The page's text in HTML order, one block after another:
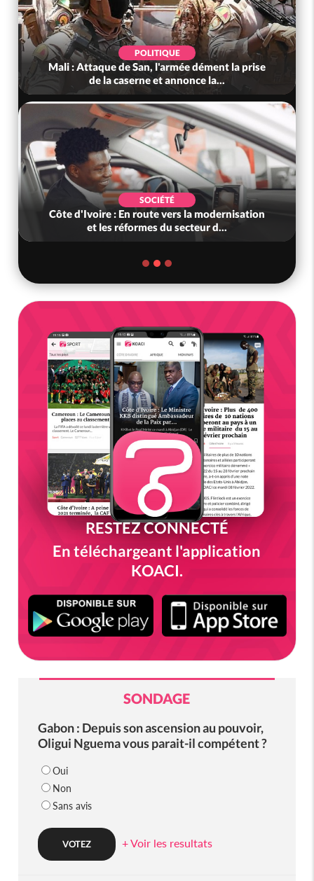
POLITIQUE
Mali : Attaque de San, l'armée dément la prise
de la caserne et annonce la...
SOCIÉTÉ
Côte d'Ivoire : En route vers la modernisation
et les réformes du secteur d...
RESTEZ CONNECTÉ
En téléchargeant l'application
KOACI.
SONDAGE
Gabon : Depuis son ascension au pouvoir,
Oligui Nguema vous parait-il compétent ?
Oui
Non
Sans avis
+ Voir les resultats